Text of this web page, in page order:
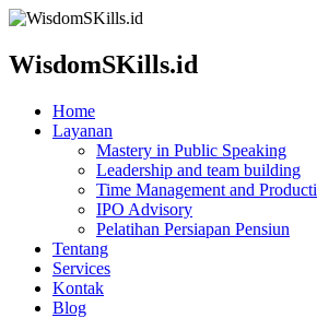
WisdomSKills.id
Home
Layanan
Mastery in Public Speaking
Leadership and team building
Time Management and
IPO Advisory
Pelatihan Persiapan Pensiun
Tentang
Services
Kontak
Blog